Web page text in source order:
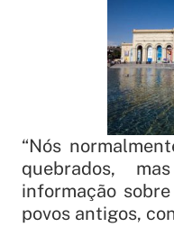
“Nós
quebrados,
informação
povos antigos,